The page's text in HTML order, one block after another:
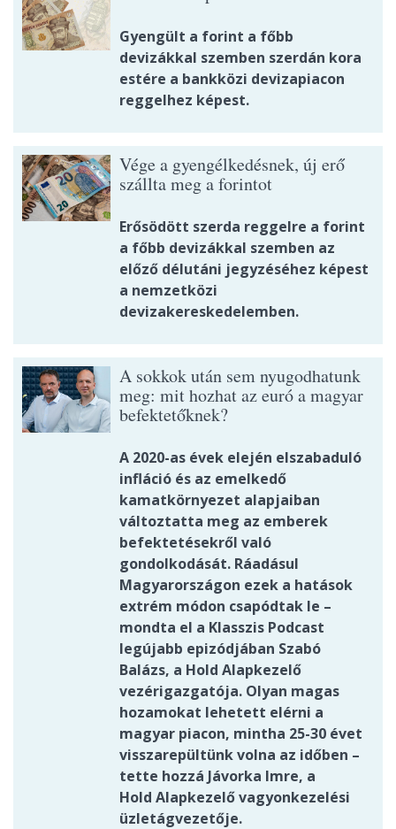
Gyengült a forint a főbb
devizákkal szemben szerdán kora
estére a bankközi devizapiacon
reggelhez képest.
Vége a gyengélkedésnek, új erő
szállta meg a forintot
Erősödött szerda reggelre a forint
a főbb devizákkal szemben az
előző délutáni jegyzéséhez képest
a nemzetközi
devizakereskedelemben.
A sokkok után sem nyugodhatunk
meg: mit hozhat az euró a magyar
befektetőknek?
A 2020-as évek elején elszabaduló
infláció és az emelkedő
kamatkörnyezet alapjaiban
változtatta meg az emberek
befektetésekről való
gondolkodását. Ráadásul
Magyarországon ezek a hatások
extrém módon csapódtak le –
mondta el a Klasszis Podcast
legújabb epizódjában Szabó
Balázs, a Hold Alapkezelő
vezérigazgatója. Olyan magas
hozamokat lehetett elérni a
magyar piacon, mintha 25-30 évet
visszarepültünk volna az időben –
tette hozzá Jávorka Imre, a
Hold Alapkezelő vagyonkezelési
üzletágvezetője.